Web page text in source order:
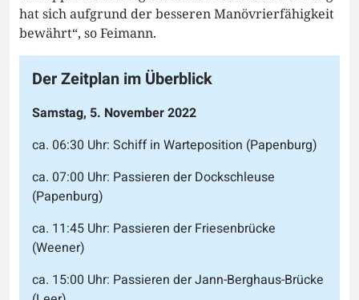
hat sich aufgrund der besseren Manövrierfähigkeit
bewährt“, so Feimann.
Der Zeitplan im Überblick
Samstag, 5. November 2022
ca. 06:30 Uhr: Schiff in Warteposition (Papenburg)
ca. 07:00 Uhr: Passieren der Dockschleuse
(Papenburg)
ca. 11:45 Uhr: Passieren der Friesenbrücke
(Weener)
ca. 15:00 Uhr: Passieren der Jann-Berghaus-Brücke